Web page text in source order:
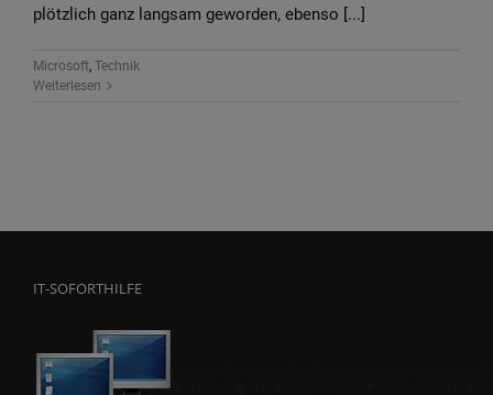
plötzlich ganz langsam geworden, ebenso [...]
Microsoft, Technik
Weiterlesen
IT-SOFORTHILFE